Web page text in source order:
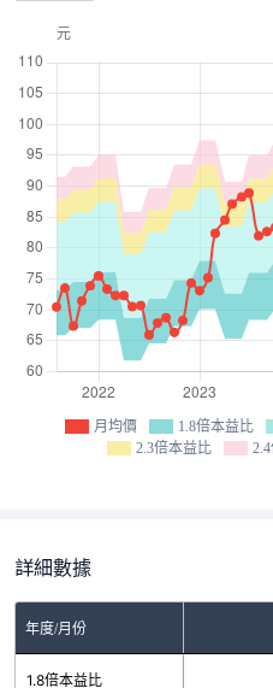
月均價 1.8倍本益比
2.3倍本益比
詳細數據
年度/月份
1.8倍本益比